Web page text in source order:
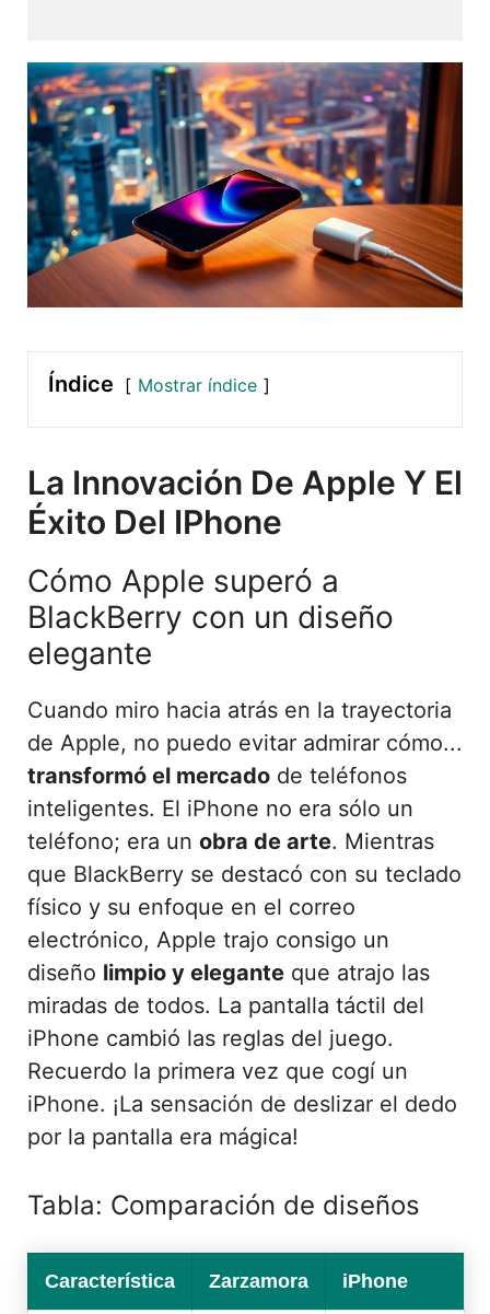
Índice Mostrar índice
La Innovación De Apple Y El
Éxito Del IPhone
Cómo Apple superó a
BlackBerry con un diseño
elegante
Cuando miro hacia atrás en la trayectoria
de Apple, no puedo evitar admirar cómo...
transformó el mercado de teléfonos
inteligentes. El iPhone no era sólo un
teléfono; era un obra de arte. Mientras
que BlackBerry se destacó con su teclado
físico y su enfoque en el correo
electrónico, Apple trajo consigo un
diseño limpio y elegante que atrajo las
miradas de todos. La pantalla táctil del
iPhone cambió las reglas del juego.
Recuerdo la primera vez que cogí un
iPhone. ¡La sensación de deslizar el dedo
por la pantalla era mágica!
Tabla: Comparación de diseños
Característica Zarzamora iPhone